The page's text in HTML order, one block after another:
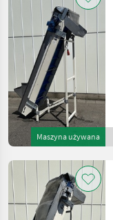
Maszyna używana